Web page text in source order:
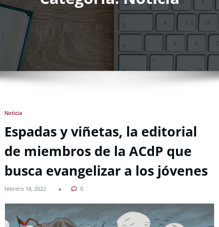
Noticia
Espadas y viñetas, la editorial
de miembros de la ACdP que
busca evangelizar a los jóvenes
febrero 18, 2022 0